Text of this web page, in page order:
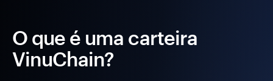
O que é uma carteira
VinuChain?